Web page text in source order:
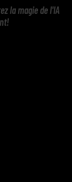
la magie de l'IA